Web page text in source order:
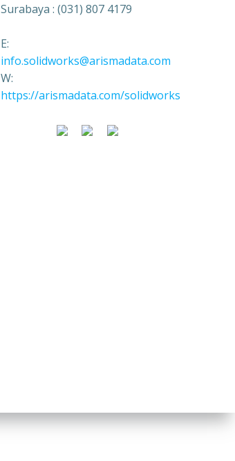
Surabaya : (031) 807 4179
E:
info.solidworks@arismadata.com
W:
https://arismadata.com/solidworks